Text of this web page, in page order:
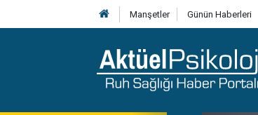
Manşetler Günün Haberleri